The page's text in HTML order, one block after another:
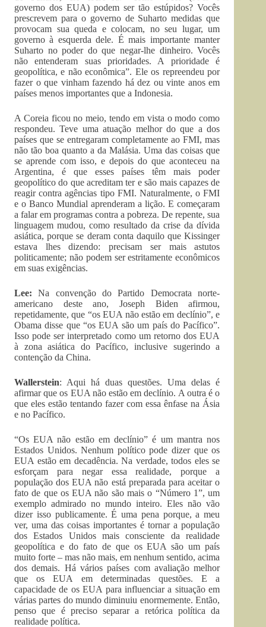
governo dos EUA) podem ser tão estúpidos? Vocês
prescrevem para o governo de Suharto medidas que
provocam sua queda e colocam, no seu lugar, um
governo à esquerda dele. É mais importante manter
Suharto no poder do que negar-lhe dinheiro. Vocês
não entenderam suas prioridades. A prioridade é
geopolítica, e não econômica”. Ele os repreendeu por
fazer o que vinham fazendo há dez ou vinte anos em
países menos importantes que a Indonesia.
A Coreia ficou no meio, tendo em vista o modo como
respondeu. Teve uma atuação melhor do que a dos
países que se entregaram completamente ao FMI, mas
não tão boa quanto a da Malásia. Uma das coisas que
se aprende com isso, e depois do que aconteceu na
Argentina, é que esses países têm mais poder
geopolítico do que acreditam ter e são mais capazes de
reagir contra agências tipo FMI. Naturalmente, o FMI
e o Banco Mundial aprenderam a lição. E começaram
a falar em programas contra a pobreza. De repente, sua
linguagem mudou, como resultado da crise da dívida
asiática, porque se deram conta daquilo que Kissinger
estava lhes dizendo: precisam ser mais astutos
politicamente; não podem ser estritamente econômicos
em suas exigências.
Lee:Na convenção do Partido Democrata norte-
americano deste ano, Joseph Biden afirmou,
repetidamente, que “os EUA não estão em declínio”, e
Obama disse que “os EUA são um país do Pacífico”.
Isso pode ser interpretado como um retorno dos EUA
à zona asiática do Pacífico, inclusive sugerindo a
contenção da China.
Wallerstein: Aqui há duas questões. Uma delas é
afirmar que os EUA não estão em declínio. A outra é o
que eles estão tentando fazer com essa ênfase na Ásia
e no Pacífico.
“Os EUA não estão em declínio” é um mantra nos
Estados Unidos. Nenhum político pode dizer que os
EUA estão em decadência. Na verdade, todos eles se
esforçam para negar essa realidade, porque a
população dos EUA não está preparada para aceitar o
fato de que os EUA não são mais o “Número 1”, um
exemplo admirado no mundo inteiro. Eles não vão
dizer isso publicamente. É uma pena porque, a meu
ver, uma das coisas importantes é tornar a população
dos Estados Unidos mais consciente da realidade
geopolítica e do fato de que os EUA são um país
muito forte – mas não mais, em nenhum sentido, acima
dos demais. Há vários países com avaliação melhor
que os EUA em determinadas questões. E a
capacidade de os EUA para influenciar a situação em
várias partes do mundo diminuiu enormemente. Então,
penso que é preciso separar a retórica política da
realidade política.